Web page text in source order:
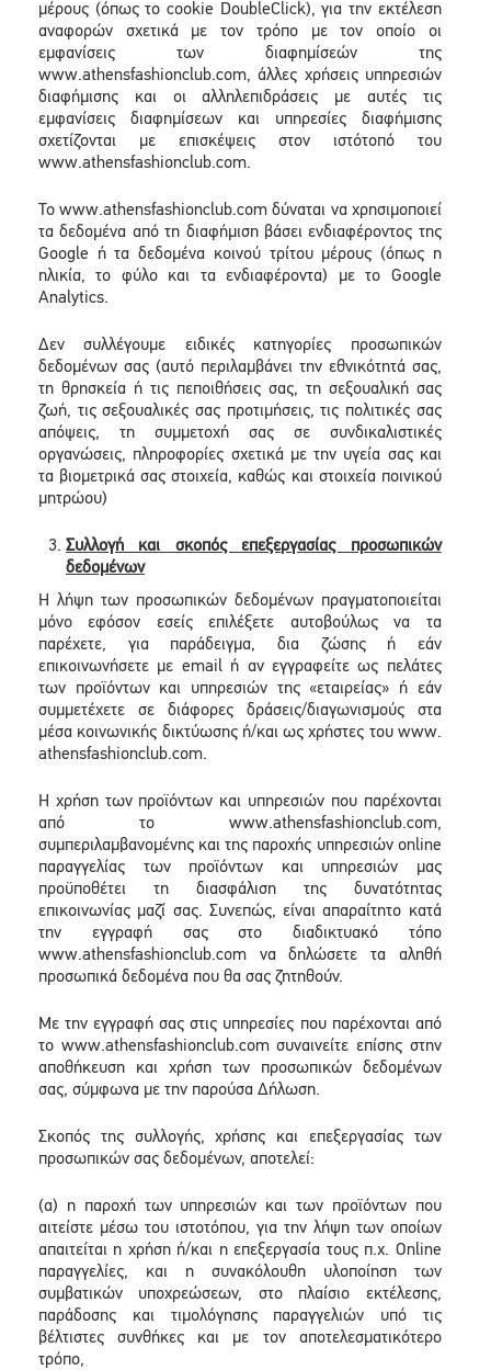
μέρους (όπως το cookie DoubleClick), για την εκτέλεση
αναφορών σχετικά με τον τρόπο με τον οποίο οι
εμφανίσεις των διαφημίσεών της
www.athensfashionclub.com, άλλες χρήσεις υπηρεσιών
διαφήμισης και οι αλληλεπιδράσεις με αυτές τις
εμφανίσεις διαφημίσεων και υπηρεσίες διαφήμισης
σχετίζονται με επισκέψεις στον ιστότοπό του
www.athensfashionclub.com.
To www.athensfashionclub.com δύναται να χρησιμοποιεί
τα δεδομένα από τη διαφήμιση βάσει ενδιαφέροντος της
Google ή τα δεδομένα κοινού τρίτου μέρους (όπως η
ηλικία, το φύλο και τα ενδιαφέροντα) με το Google
Analytics.
Δεν συλλέγουμε ειδικές κατηγορίες προσωπικών
δεδομένων σας (αυτό περιλαμβάνει την εθνικότητά σας,
τη θρησκεία ή τις πεποιθήσεις σας, τη σεξουαλική σας
ζωή, τις σεξουαλικές σας προτιμήσεις, τις πολιτικές σας
απόψεις, τη συμμετοχή σας σε συνδικαλιστικές
οργανώσεις, πληροφορίες σχετικά με την υγεία σας και
τα βιομετρικά σας στοιχεία, καθώς και στοιχεία ποινικού
μητρώου)
Συλλογή και σκοπός επεξεργασίας προσωπικών
δεδομένων
Η λήψη των προσωπικών δεδομένων πραγματοποιείται
μόνο εφόσον εσείς επιλέξετε αυτοβούλως να τα
παρέχετε, για παράδειγμα, δια ζώσης ή εάν
επικοινωνήσετε με email ή αν εγγραφείτε ως πελάτες
των προϊόντων και υπηρεσιών της «εταιρείας» ή εάν
συμμετέχετε σε διάφορες δράσεις/διαγωνισμούς στα
μέσα κοινωνικής δικτύωσης ή/και ως χρήστες του www.
athensfashionclub.com.
Η χρήση των προϊόντων και υπηρεσιών που παρέχονται
από το www.athensfashionclub.com,
συμπεριλαμβανομένης και της παροχής υπηρεσιών online
παραγγελίας των προϊόντων και υπηρεσιών μας
προϋποθέτει τη διασφάλιση της δυνατότητας
επικοινωνίας μαζί σας. Συνεπώς, είναι απαραίτητο κατά
την εγγραφή σας στο διαδικτυακό τόπο
www.athensfashionclub.com να δηλώσετε τα αληθή
προσωπικά δεδομένα που θα σας ζητηθούν.
Με την εγγραφή σας στις υπηρεσίες που παρέχονται από
το www.athensfashionclub.com συναινείτε επίσης στην
αποθήκευση και χρήση των προσωπικών δεδομένων
σας, σύμφωνα με την παρούσα Δήλωση.
Σκοπός της συλλογής, χρήσης και επεξεργασίας των
προσωπικών σας δεδομένων, αποτελεί:
(α) η παροχή των υπηρεσιών και των προϊόντων που
αιτείστε μέσω του ιστοτόπου, για την λήψη των οποίων
απαιτείται η χρήση ή/και η επεξεργασία τους π.χ. Online
παραγγελίες, και η συνακόλουθη υλοποίηση των
συμβατικών υποχρεώσεων, στο πλαίσιο εκτέλεσης,
παράδοσης και τιμολόγησης παραγγελιών υπό τις
βέλτιστες συνθήκες και με τον αποτελεσματικότερο
τρόπο,